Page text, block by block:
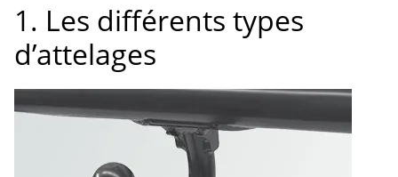
1. Les différents types
d’attelages